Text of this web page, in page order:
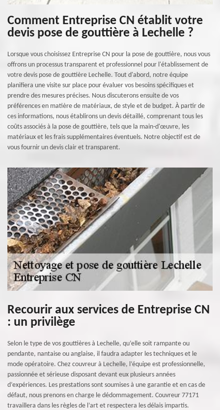
Comment Entreprise CN établit votre
devis pose de gouttière à Lechelle ?
Lorsque vous choisissez Entreprise CN pour la pose de gouttière, nous vous
offrons un processus transparent et professionnel pour l'établissement de
votre devis pose de gouttière Lechelle. Tout d'abord, notre équipe
planifiera une visite sur place pour évaluer vos besoins spécifiques et
prendre des mesures précises. Nous discuterons ensuite de vos
préférences en matière de matériaux, de style et de budget. À partir de
ces informations, nous établirons un devis détaillé, comprenant tous les
coûts associés à la pose de gouttière, tels que la main-d'œuvre, les
matériaux et les frais supplémentaires éventuels. Notre objectif est de
vous fournir un devis clair et transparent.
Recourir aux services de Entreprise CN
: un privilège
Selon le type de vos gouttières à Lechelle, qu’elle soit rampante ou
pendante, nantaise ou anglaise, il faudra adapter les techniques et le
mode opératoire. Chez couvreur à Lechelle, l’équipe est professionnelle,
passionnée et sérieuse disposant devant eux plusieurs années
d’expériences. Les prestations sont soumises à une garantie et en cas de
défaut, nous prenons en charge le dédommagement. Couvreur 77171
travaillera dans les règles de l’art et respectera les délais impartis.